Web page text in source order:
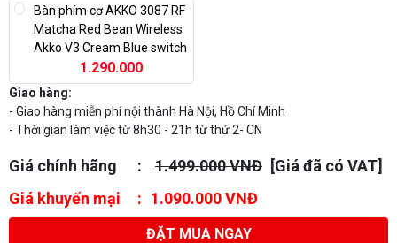
Bàn phím cơ AKKO 3087 RF
Matcha Red Bean Wireless
Akko V3 Cream Blue switch
1.290.000
Giao hàng:
- Giao hàng miễn phí nội thành Hà Nội, Hồ Chí Minh
- Thời gian làm việc từ 8h30 - 21h từ thứ 2- CN
Giá chính hãng 1.499.000 VNĐ [Giá đã có VAT]
Giá khuyến mại
1.090.000 VNĐ
ĐẶT MUA NGAY